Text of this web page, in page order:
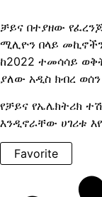
ቻይና በተያዘው
ሚሊዮን በላይ
ከ2022 ተመሳሳይ
ያለው አዲስ ክብረ
የቻይና የኤሌክትሪክ
እንዲኖራቸው ሀገሪቱ
Favorite